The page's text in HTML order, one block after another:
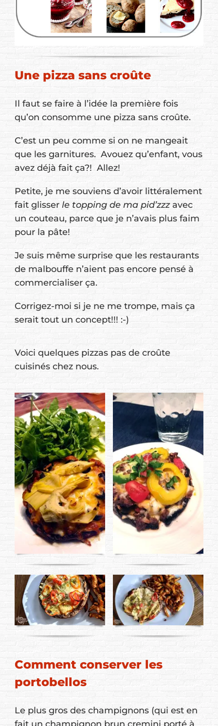
Une pizza sans croûte
Il faut se faire à l’idée la première fois
qu’on consomme une pizza sans croûte.
C’est un peu comme si on ne mangeait
que les garnitures. Avouez qu’enfant, vous
avez déjà fait ça?! Allez!
Petite, je me souviens d’avoir littéralement
fait glisser le topping de ma pid’zzzavec
un couteau, parce que je n’avais plus faim
pour la pâte!
Je suis même surprise que les restaurants
de malbouffe n’aient pas encore pensé à
commercialiser ça.
Corrigez-moi si je ne me trompe, mais ça
serait tout un concept!!! :-)
Voici quelques pizzas pas de croûte
cuisinés chez nous.
Comment conserver les
portobellos
Le plus gros des champignons (qui est en